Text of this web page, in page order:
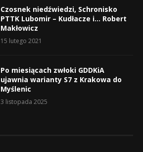
Czosnek niedźwiedzi, Schronisko
PTTK Lubomir – Kudłacze i… Robert
Makłowicz
15 lutego 2021
Po miesiącach zwłoki GDDKiA
ujawnia warianty S7 z Krakowa do
Myślenic
3 listopada 2025